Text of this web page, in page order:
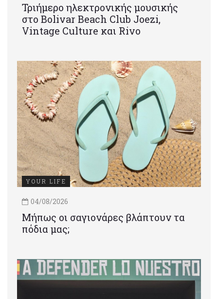
Τριήμερο ηλεκτρονικής μουσικής
στο Bolivar Beach Club Joezi,
Vintage Culture και Rivo
YOUR LIFE
04/08/2026
Μήπως οι σαγιονάρες βλάπτουν τα
πόδια μας;